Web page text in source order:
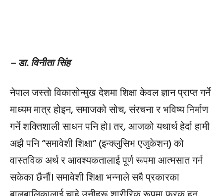
– डा. विनीता सिंह
नेपाल जस्तो विकासोन्मुख देशमा शिक्षा केवल ज्ञान प्राप्त गर्ने
माध्यम मात्र होइन, समाजको सोच, संरचना र भविष्य निर्माण
गर्ने शक्तिशाली साधन पनि हो। तर, आजको यथार्थ हेर्दा हामी
अझै पनि “समावेशी शिक्षा” (इन्क्लुसिभ एजुकेशन) को
वास्तविक अर्थ र आवश्यकतालाई पूर्ण रूपमा आत्मसात गर्न
सकेका छैनौं। समावेशी शिक्षा भन्नाले सबै प्रकारका